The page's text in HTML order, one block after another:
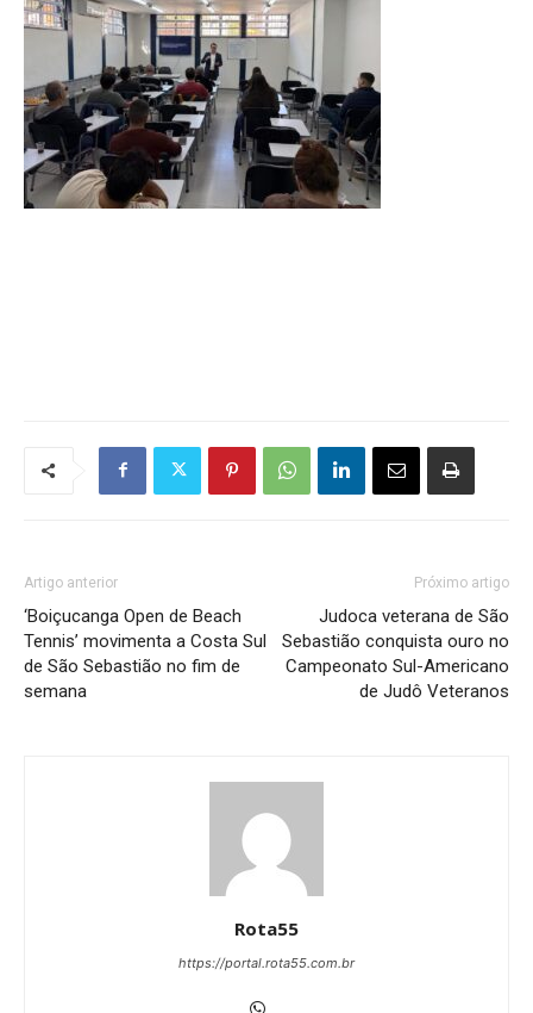
Artigo anterior
‘Boiçucanga Open de Beach
Tennis’ movimenta a Costa Sul
de São Sebastião no fim de
semana
Próximo artigo
Judoca veterana de São
Sebastião conquista ouro no
Campeonato Sul-Americano
de Judô Veteranos
Rota55
https://portal.rota55.com.br